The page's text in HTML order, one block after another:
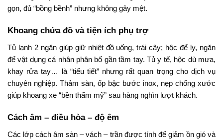
gọn, đủ “bồng bềnh” nhưng không gây mệt.
Khoang chứa đồ và tiện ích phụ trợ
Tủ lạnh 2 ngăn giúp giữ nhiệt đồ uống, trái cây; hộc để ly, ngăn
để vật dụng cá nhân phân bố gần tầm tay. Tủ y tế, hộc dù mưa,
khay rửa tay… là “tiểu tiết” nhưng rất quan trọng cho dịch vụ
chuyên nghiệp. Thảm sàn, ốp bậc bước inox, nẹp chống xước
giúp khoang xe “bền thẩm mỹ” sau hàng nghìn lượt khách.
Cách âm – điều hòa – độ êm
Các lớp cách âm sàn – vách – trần được tính để giảm ồn gió và